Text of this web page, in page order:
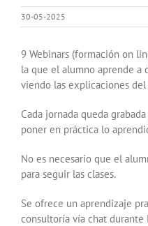
30-05-2025
9 Webinars (formación on
la que el alumno aprende a
viendo las explicaciones
Cada jornada queda
poner en práctica lo
No es necesario que el
para seguir las clases.
Se ofrece un aprendizaje
consultoría vía chat